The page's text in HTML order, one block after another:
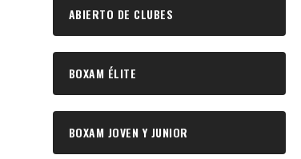
ABIERTO DE CLUBES
BOXAM ÉLITE
BOXAM JOVEN Y JUNIOR